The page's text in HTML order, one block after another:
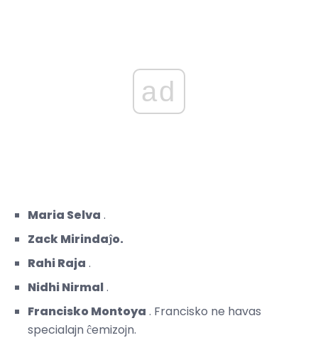
ad
Maria Selva .
Zack Mirindaĵo.
Rahi Raja .
Nidhi Nirmal.
Francisko Montoya . Francisko ne havas
specialajn ĉemizojn.